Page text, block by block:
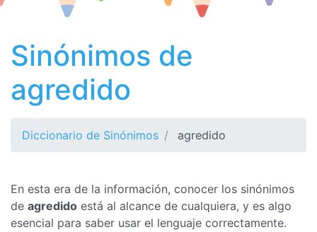
Sinónimos de
agredido
Diccionario de Sinónimos agredido
En esta era de la información, conocer los sinónimos
de agredido está al alcance de cualquiera, y es algo
esencial para saber usar el lenguaje correctamente.